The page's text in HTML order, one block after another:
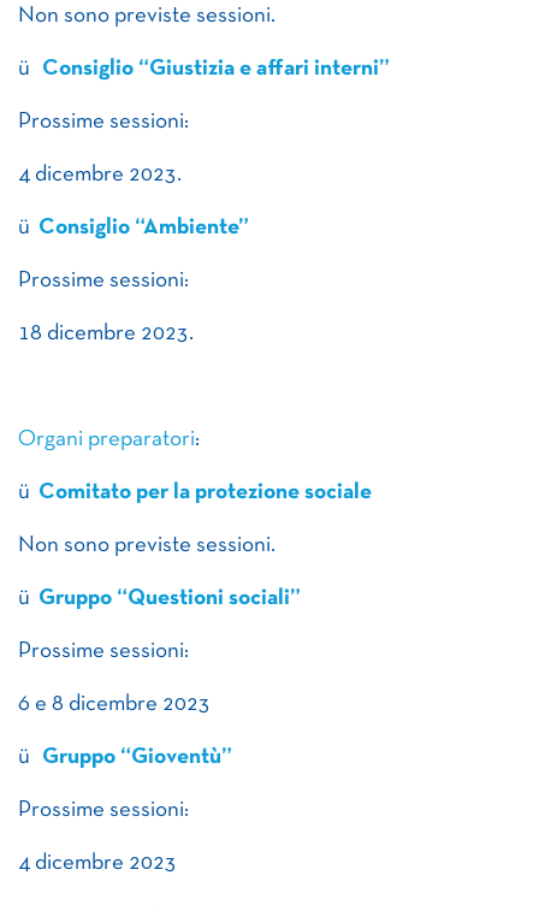
Non sono previste sessioni.
ü Consiglio “Giustizia e affari interni”
Prossime sessioni:
4 dicembre 2023.
ü Consiglio “Ambiente”
Prossime sessioni:
18 dicembre 2023.
Organi preparatori:
ü Comitato per la protezione sociale
Non sono previste sessioni.
ü Gruppo “Questioni sociali”
Prossime sessioni:
6 e 8 dicembre 2023
ü Gruppo “Gioventù”
Prossime sessioni:
4 dicembre 2023